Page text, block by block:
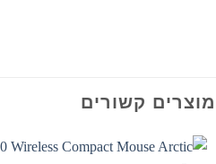
מוצרים קשורים